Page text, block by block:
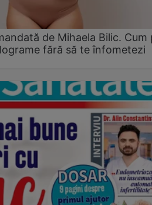
de Mihaela Bilic. Cum
fără să te înfometezi